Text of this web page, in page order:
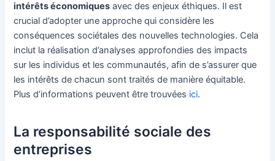
intérêts économiques avec des enjeux éthiques. Il est
crucial d’adopter une approche qui considère les
conséquences sociétales des nouvelles technologies. Cela
inclut la réalisation d’analyses approfondies des impacts
sur les individus et les communautés, afin de s’assurer que
les intérêts de chacun sont traités de manière équitable.
Plus d’informations peuvent être trouvées ici.
La responsabilité sociale des
entreprises